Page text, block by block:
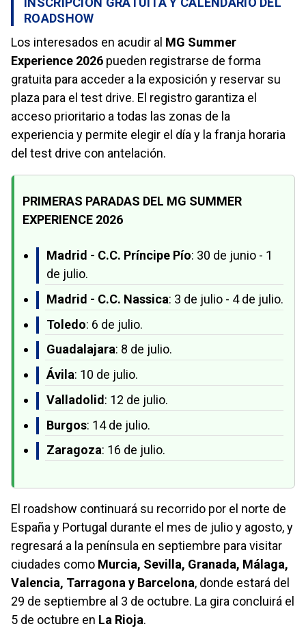
ROADSHOW
Los interesados en acudir al MG Summer
Experience 2026 pueden registrarse de forma
gratuita para acceder a la exposición y reservar su
plaza para el test drive. El registro garantiza el
acceso prioritario a todas las zonas de la
experiencia y permite elegir el día y la franja horaria
del test drive con antelación.
PRIMERAS PARADAS DEL MG SUMMER
EXPERIENCE 2026
Madrid - C.C. Príncipe Pío: 30 de junio - 1
de julio.
Madrid - C.C. Nassica: 3 de julio - 4 de julio.
Toledo: 6 de julio.
Guadalajara: 8 de julio.
Ávila: 10 de julio.
Valladolid : 12 de julio.
Burgos: 14 de julio.
Zaragoza: 16 de julio.
El roadshow continuará su recorrido por el norte de
España y Portugal durante el mes de julio y agosto, y
regresará a la península en septiembre para visitar
ciudades como Murcia, Sevilla, Granada, Málaga,
Valencia, Tarragona y Barcelona, donde estará del
29 de septiembre al 3 de octubre. La gira concluirá el
5 de octubre en La Rioja.